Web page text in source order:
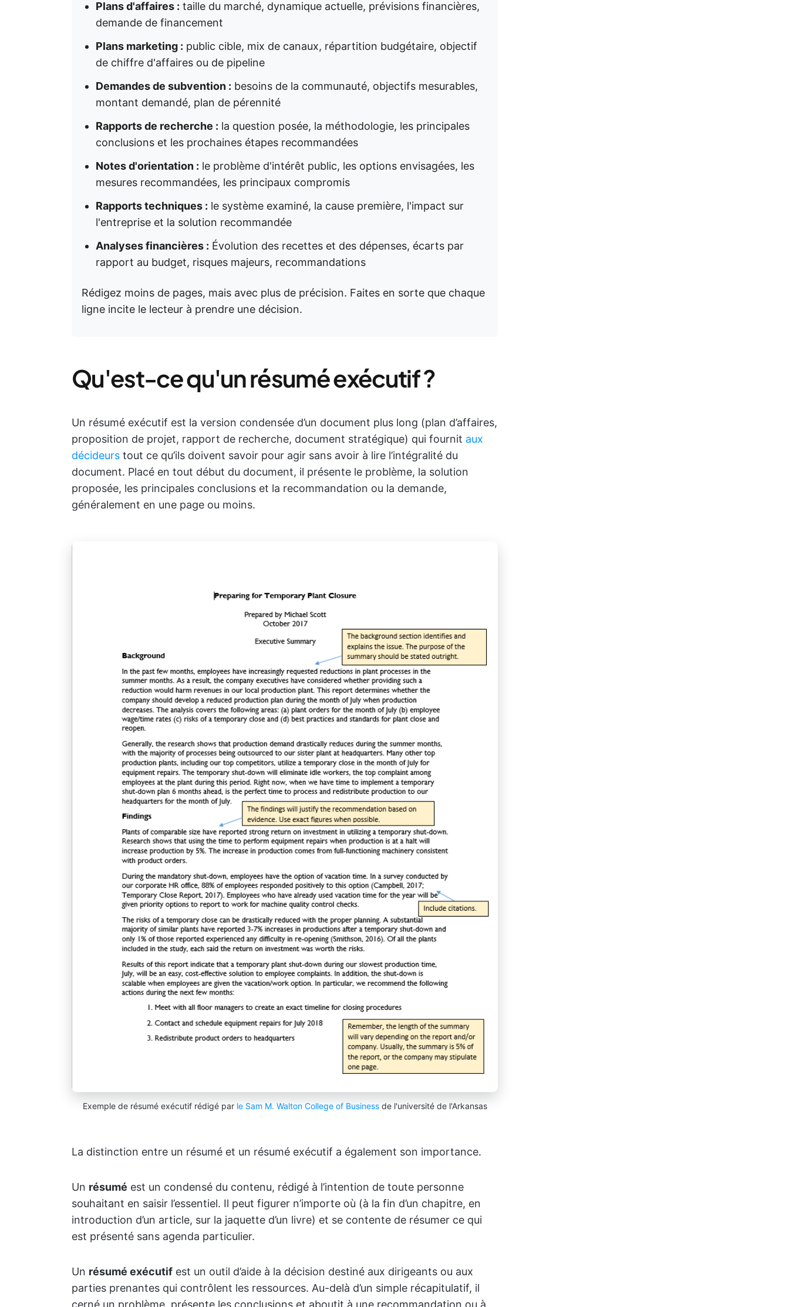
Plans d'affaires : taille du marché, dynamique actuelle, prévisions financières,
demande de financement
Plans marketing : public cible, mix de canaux, répartition budgétaire, objectif
de chiffre d'affaires ou de pipeline
Demandes de subvention : besoins de la communauté, objectifs mesurables,
montant demandé, plan de pérennité
Rapports de recherche : la question posée, la méthodologie, les principales
conclusions et les prochaines étapes recommandées
Notes d'orientation : le problème d'intérêt public, les options envisagées, les
mesures recommandées, les principaux compromis
Rapports techniques : le système examiné, la cause première, l'impact sur
l'entreprise et la solution recommandée
Analyses financières : Évolution des recettes et des dépenses, écarts par
rapport au budget, risques majeurs, recommandations
Rédigez moins de pages, mais avec plus de précision. Faites en sorte que chaque
ligne incite le lecteur à prendre une décision.
Qu'est-ce qu'un résumé exécutif ?
Un résumé exécutif est la version condensée d’un document plus long (plan d’affaires,
proposition de projet, rapport de recherche, document stratégique) qui fournit aux
décideurs tout ce qu’ils doivent savoir pour agir sans avoir à lire l’intégralité du
document. Placé en tout début du document, il présente le problème, la solution
proposée, les principales conclusions et la recommandation ou la demande,
généralement en une page ou moins.
Exemple de résumé exécutif rédigé par le Sam M. Walton College of Businessde l'université de l'Arkansas
La distinction entre un résumé et un résumé exécutif a également son importance.
Un résumé est un condensé du contenu, rédigé à l’intention de toute personne
souhaitant en saisir l’essentiel. Il peut figurer n’importe où (à la fin d’un chapitre, en
introduction d’un article, sur la jaquette d’un livre) et se contente de résumer ce qui
est présenté sans agenda particulier.
Un résumé exécutif est un outil d’aide à la décision destiné aux dirigeants ou aux
parties prenantes qui contrôlent les ressources. Au-delà d’un simple récapitulatif, il